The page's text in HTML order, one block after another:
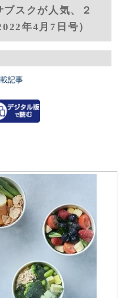
スクが人気、２
年4月7日号）
記事